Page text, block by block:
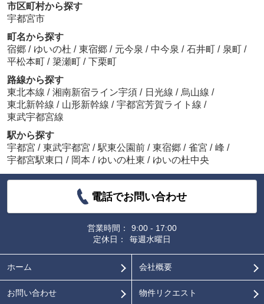
市区町村から探す
宇都宮市
町名から探す
宿郷 / ゆいの杜 / 東宿郷 / 元今泉 / 中今泉 / 石井町 / 泉町 /
平松本町 / 簗瀬町 / 下栗町
路線から探す
東北本線 / 湘南新宿ライン宇須 / 日光線 / 烏山線 /
東北新幹線 / 山形新幹線 / 宇都宮芳賀ライト線 /
東武宇都宮線
駅から探す
宇都宮 / 東武宇都宮 / 駅東公園前 / 東宿郷 / 雀宮 / 峰 /
宇都宮駅東口 / 岡本 / ゆいの杜東 / ゆいの杜中央
電話でお問い合わせ
営業時間：
9:00 - 17:00
定休日：
毎週水曜日
ホーム 会社概要
お問い合わせ 物件リクエスト